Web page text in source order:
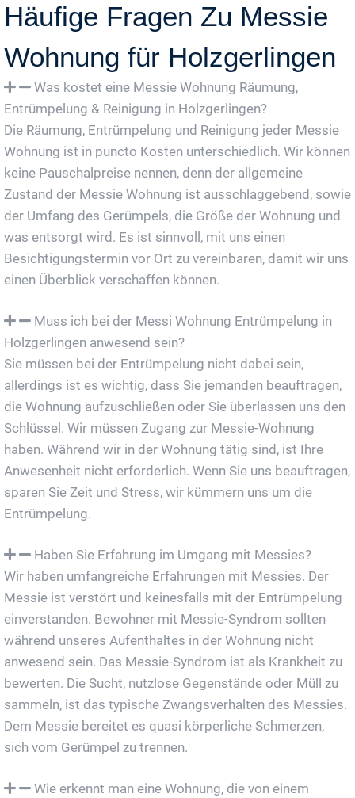
Häufige Fragen Zu Messie
Wohnung für Holzgerlingen
Was kostet eine Messie Wohnung Räumung,
Entrümpelung & Reinigung in Holzgerlingen?
Die Räumung, Entrümpelung und Reinigung jeder Messie
Wohnung ist in puncto Kosten unterschiedlich. Wir können
keine Pauschalpreise nennen, denn der allgemeine
Zustand der Messie Wohnung ist ausschlaggebend, sowie
der Umfang des Gerümpels, die Größe der Wohnung und
was entsorgt wird. Es ist sinnvoll, mit uns einen
Besichtigungstermin vor Ort zu vereinbaren, damit wir uns
einen Überblick verschaffen können.
Muss ich bei der Messi Wohnung Entrümpelung in
Holzgerlingen anwesend sein?
Sie müssen bei der Entrümpelung nicht dabei sein,
allerdings ist es wichtig, dass Sie jemanden beauftragen,
die Wohnung aufzuschließen oder Sie überlassen uns den
Schlüssel. Wir müssen Zugang zur Messie-Wohnung
haben. Während wir in der Wohnung tätig sind, ist Ihre
Anwesenheit nicht erforderlich. Wenn Sie uns beauftragen,
sparen Sie Zeit und Stress, wir kümmern uns um die
Entrümpelung.
Haben Sie Erfahrung im Umgang mit Messies?
Wir haben umfangreiche Erfahrungen mit Messies. Der
Messie ist verstört und keinesfalls mit der Entrümpelung
einverstanden. Bewohner mit Messie-Syndrom sollten
während unseres Aufenthaltes in der Wohnung nicht
anwesend sein. Das Messie-Syndrom ist als Krankheit zu
bewerten. Die Sucht, nutzlose Gegenstände oder Müll zu
sammeln, ist das typische Zwangsverhalten des Messies.
Dem Messie bereitet es quasi körperliche Schmerzen,
sich vom Gerümpel zu trennen.
Wie erkennt man eine Wohnung, die von einem